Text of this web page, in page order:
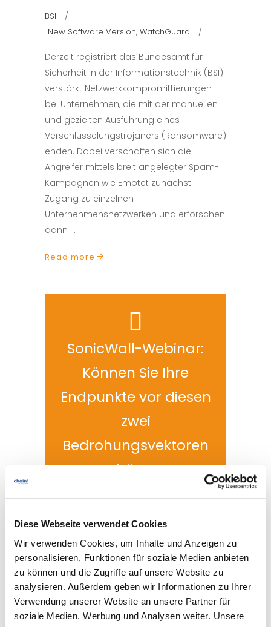
Diese Webseite verwendet Cookies
Wir verwenden Cookies, um Inhalte und Anzeigen zu
personalisieren, Funktionen für soziale Medien anbieten
zu können und die Zugriffe auf unsere Website zu
analysieren. Außerdem geben wir Informationen zu Ihrer
Verwendung unserer Website an unsere Partner für
soziale Medien, Werbung und Analysen weiter. Unsere
BSI
New Software Version, WatchGuard
Derzeit registriert das Bundesamt für
Sicherheit in der Informationstechnik (BSI)
verstärkt Netzwerkkompromittierungen
bei Unternehmen, die mit der manuellen
und gezielten Ausführung eines
Verschlüsselungstrojaners (Ransomware)
enden. Dabei verschaffen sich die
Angreifer mittels breit angelegter Spam-
Kampagnen wie Emotet zunächst
Zugang zu einzelnen
Unternehmensnetzwerken und erforschen
dann
Read more
SonicWall-Webinar:
Können Sie Ihre
Endpunkte vor diesen
zwei
Bedrohungsvektoren
schützen?
WatchGuard News:
Fireware 12.4